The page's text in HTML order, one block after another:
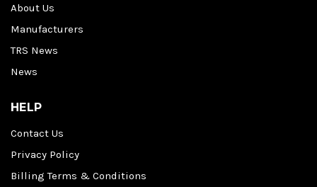
About Us
Manufacturers
TRS News
News
HELP
Contact Us
Privacy Policy
Billing Terms & Conditions